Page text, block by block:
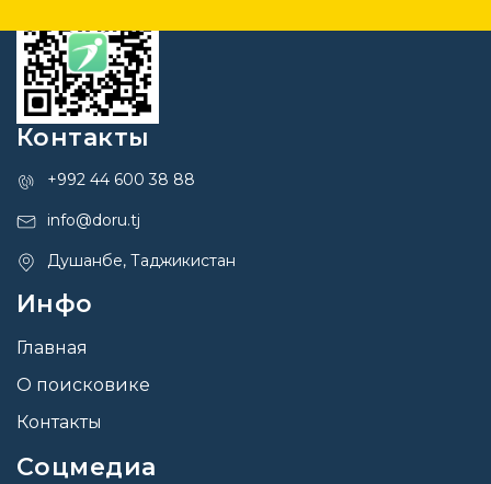
Контакты
+992 44 600 38 88
info@doru.tj
Душанбе, Таджикистан
Инфо
Главная
О поисковике
Контакты
Соцмедиа